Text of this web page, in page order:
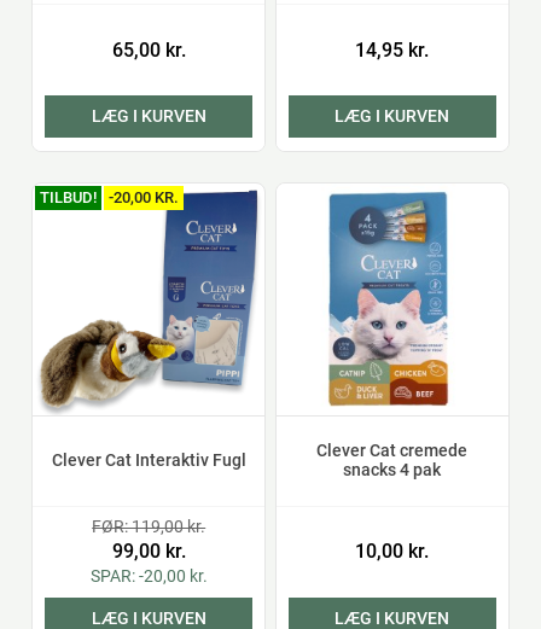
65,00 kr.
LÆG I KURVEN
14,95 kr.
LÆG I KURVEN
Clever Cat Interaktiv Fugl
FØR: 119,00 kr.
99,00 kr.
SPAR: -20,00 kr.
LÆG I KURVEN
TILBUD! -20,00 KR.
Clever Cat cremede
snacks 4 pak
10,00 kr.
LÆG I KURVEN